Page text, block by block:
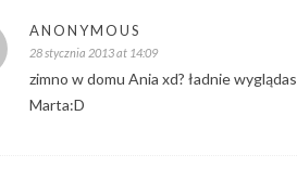
ANONYMOUS
28 stycznia 2013 at 14:09
zimno w domu Ania xd? ładnie
Marta:D